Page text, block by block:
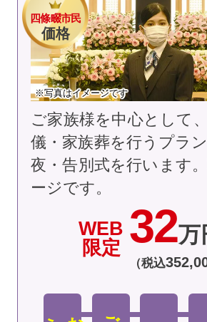
四條畷市民
価格
※写真はイメージです
WEB
限定 32万
（税込352,
お
迎
え ご安置
ご家族様を中心として
儀・家族葬を行うプラ
夜・告別式を行います
ージです。